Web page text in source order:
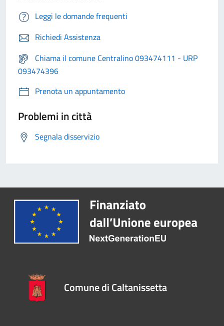
Leggi le domande frequenti
Richiedi Assistenza
Chiama il comune Centralino 093474111 - URP
093474396
Prenota un appuntamento
Problemi in città
Segnala disservizio
Comune di Caltanissetta